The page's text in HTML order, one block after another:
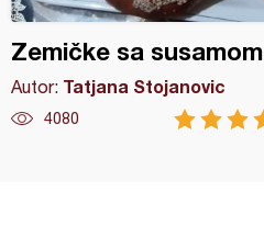
Zemičke sa susamom
Autor: Tatjana Stojanovic
4080